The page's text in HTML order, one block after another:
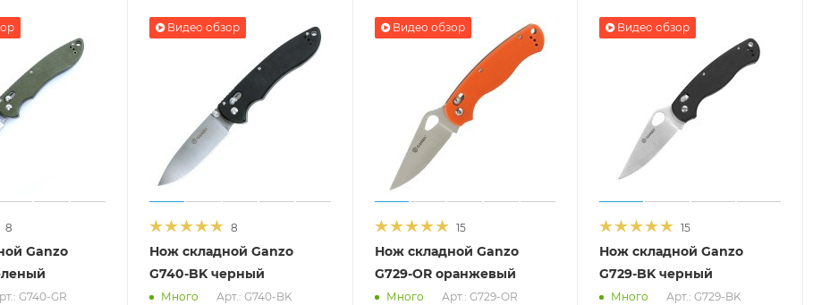
8
Ganzo
G740-GR
Видео обзор
8
Нож складной Ganzo
G740-BK черный
Много Арт.: G740-BK
Видео обзор
15
Нож складной Ganzo
G729-OR оранжевый
Много Арт.: G729-OR
Видео обзор
15
Нож складной Ganzo
G729-BK черный
Много Арт.: G729-BK